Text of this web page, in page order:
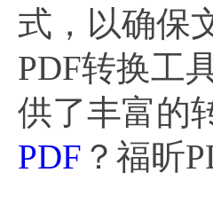
式，以确保
PDF转换工
供了丰富的
PDF ？福昕